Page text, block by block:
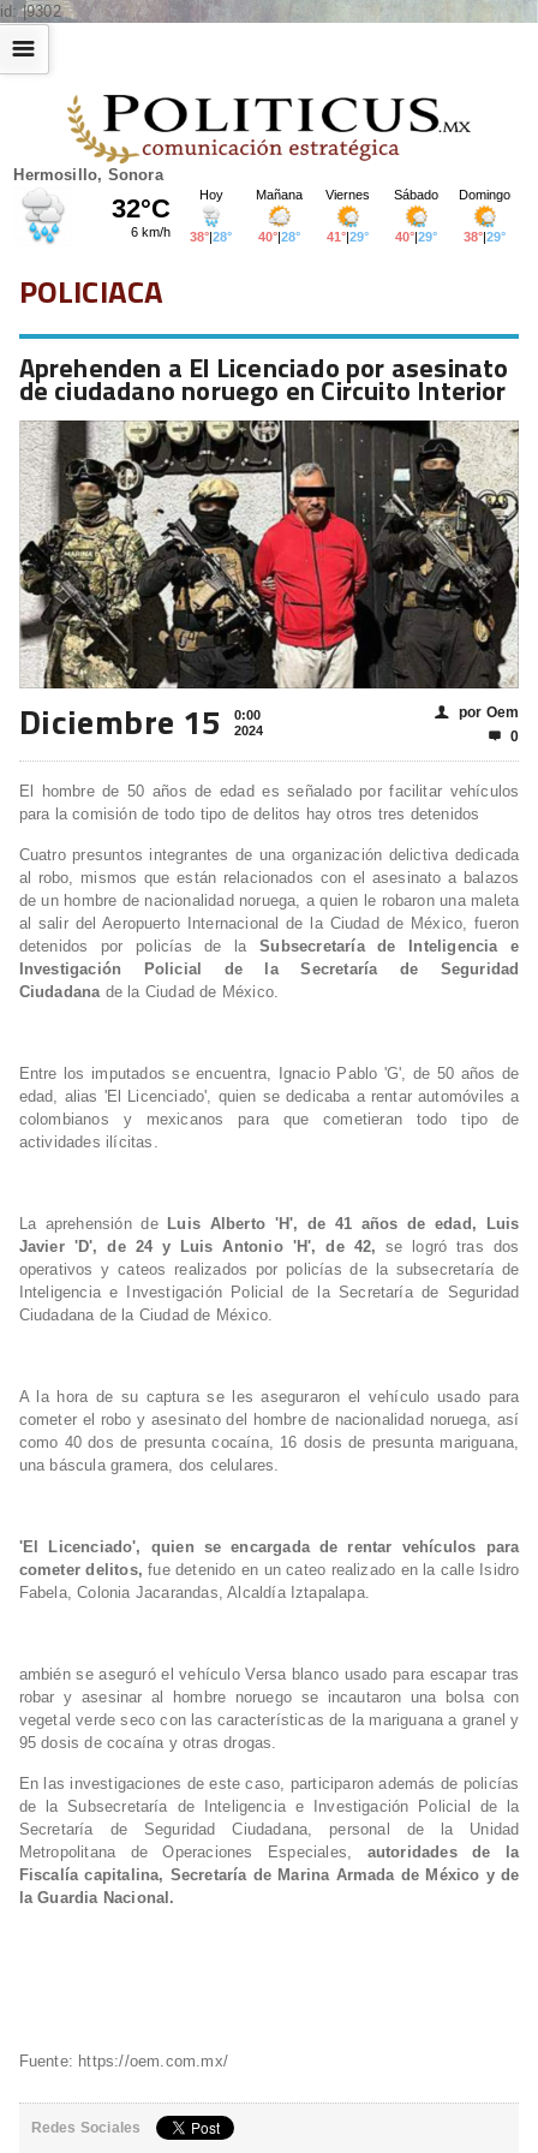
id: |9302
Hermosillo, Sonora
☰
POLICIACA
Aprehenden a El Licenciado por asesinato
de ciudadano noruego en Circuito Interior
Diciembre 15
0:00
2024
👤 por Oem
 0
El hombre de 50 años de edad es señalado por facilitar vehículos
para la comisión de todo tipo de delitos hay otros tres detenidos
Cuatro presuntos integrantes de una organización delictiva dedicada
al robo, mismos que están relacionados con el asesinato a balazos
de un hombre de nacionalidad noruega, a quien le robaron una maleta
al salir del Aeropuerto Internacional de la Ciudad de México, fueron
detenidos por policías de la
Subsecretaría de Inteligencia e
Investigación Policial de la Secretaría de Seguridad
Ciudadana de la Ciudad de México.
Entre los imputados se encuentra, Ignacio Pablo 'G', de 50 años de
edad, alias 'El Licenciado', quien se dedicaba a rentar automóviles a
colombianos y mexicanos para que cometieran todo tipo de
actividades ilícitas.
La aprehensión de
Luis Alberto 'H', de 41 años de edad, Luis
Javier 'D', de 24 y Luis Antonio 'H', de 42,
se logró tras dos
operativos y cateos realizados por policías de la subsecretaría de
Inteligencia e Investigación Policial de la Secretaría de Seguridad
Ciudadana de la Ciudad de México.
A la hora de su captura se les aseguraron el vehículo usado para
cometer el robo y asesinato del hombre de nacionalidad noruega, así
como 40 dos de presunta cocaína, 16 dosis de presunta mariguana,
una báscula gramera, dos celulares.
'El Licenciado', quien se encargada de rentar vehículos para
cometer delitos, fue detenido en un cateo realizado en la calle Isidro
Fabela, Colonia Jacarandas, Alcaldía Iztapalapa.
ambién se aseguró el vehículo Versa blanco usado para escapar tras
robar y asesinar al hombre noruego se incautaron una bolsa con
vegetal verde seco con las características de la mariguana a granel y
95 dosis de cocaína y otras drogas.
En las investigaciones de este caso, participaron además de policías
de la Subsecretaría de Inteligencia e Investigación Policial de la
Secretaría de Seguridad Ciudadana, personal de la Unidad
Metropolitana de Operaciones Especiales,
autoridades de la
Fiscalía capitalina, Secretaría de Marina Armada de México y de
la Guardia Nacional.
Fuente: https://oem.com.mx/
Redes Sociales